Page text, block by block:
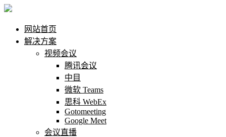
网站首页
解决方案
视频会议
腾讯会议
中目
微软 Teams
思科 WebEx
Gotomeeting
Google Meet
会议直播